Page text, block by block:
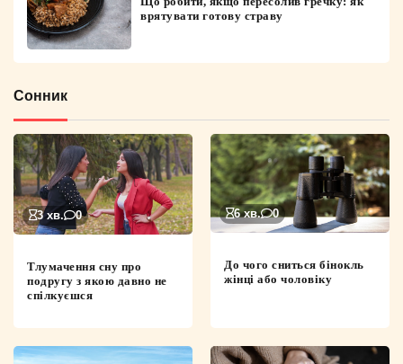
врятувати готову страву
Сонник
3 хв. 0
Тлумачення сну про
подругу з якою давно не
спілкуєшся
6 хв. 0
До чого сниться бінокль
жінці або чоловіку